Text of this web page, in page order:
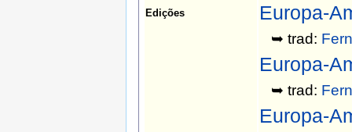
Edições Europa-
➥ trad:
Europa-
➥ trad:
Europa-